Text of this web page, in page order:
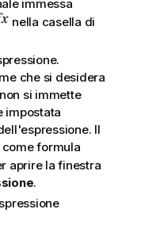
immessa
nella casella di
che si desidera
si immette
impostata
Il
formula
aprire la finestra
.